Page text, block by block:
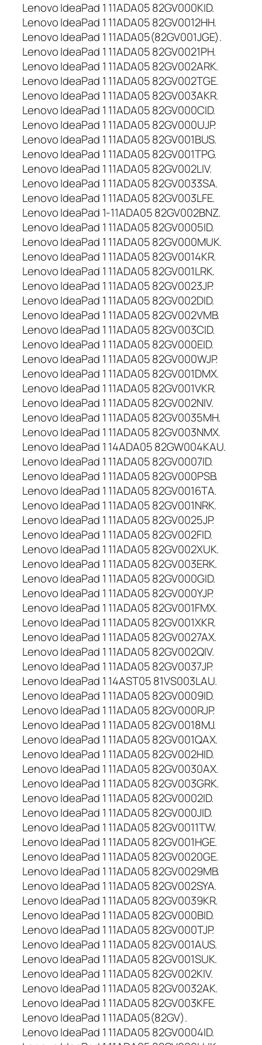
Lenovo IdeaPad 1 11ADA05 82GV000KID.
Lenovo IdeaPad 1 11ADA05 82GV0012HH.
Lenovo IdeaPad 1 11ADA05(82GV001JGE).
Lenovo IdeaPad 1 11ADA05 82GV0021PH.
Lenovo IdeaPad 1 11ADA05 82GV002ARK.
Lenovo IdeaPad 1 11ADA05 82GV002TGE.
Lenovo IdeaPad 1 11ADA05 82GV003AKR.
Lenovo IdeaPad 1 11ADA05 82GV000CID.
Lenovo IdeaPad 1 11ADA05 82GV000UJP.
Lenovo IdeaPad 1 11ADA05 82GV001BUS.
Lenovo IdeaPad 1 11ADA05 82GV001TPG.
Lenovo IdeaPad 1 11ADA05 82GV002LIV.
Lenovo IdeaPad 1 11ADA05 82GV0033SA.
Lenovo IdeaPad 1 11ADA05 82GV003LFE.
Lenovo IdeaPad 1-11ADA05 82GV002BNZ.
Lenovo IdeaPad 1 11ADA05 82GV0005ID.
Lenovo IdeaPad 1 11ADA05 82GV000MUK.
Lenovo IdeaPad 1 11ADA05 82GV0014KR.
Lenovo IdeaPad 1 11ADA05 82GV001LRK.
Lenovo IdeaPad 1 11ADA05 82GV0023JP.
Lenovo IdeaPad 1 11ADA05 82GV002DID.
Lenovo IdeaPad 1 11ADA05 82GV002VMB.
Lenovo IdeaPad 1 11ADA05 82GV003CID.
Lenovo IdeaPad 1 11ADA05 82GV000EID.
Lenovo IdeaPad 1 11ADA05 82GV000WJP.
Lenovo IdeaPad 1 11ADA05 82GV001DMX.
Lenovo IdeaPad 1 11ADA05 82GV001VKR.
Lenovo IdeaPad 1 11ADA05 82GV002NIV.
Lenovo IdeaPad 1 11ADA05 82GV0035MH.
Lenovo IdeaPad 1 11ADA05 82GV003NMX.
Lenovo IdeaPad 1 14ADA05 82GW004KAU.
Lenovo IdeaPad 1 11ADA05 82GV0007ID.
Lenovo IdeaPad 1 11ADA05 82GV000PSB.
Lenovo IdeaPad 1 11ADA05 82GV0016TA.
Lenovo IdeaPad 1 11ADA05 82GV001NRK.
Lenovo IdeaPad 1 11ADA05 82GV0025JP.
Lenovo IdeaPad 1 11ADA05 82GV002FID.
Lenovo IdeaPad 1 11ADA05 82GV002XUK.
Lenovo IdeaPad 1 11ADA05 82GV003ERK.
Lenovo IdeaPad 1 11ADA05 82GV000GID.
Lenovo IdeaPad 1 11ADA05 82GV000YJP.
Lenovo IdeaPad 1 11ADA05 82GV001FMX.
Lenovo IdeaPad 1 11ADA05 82GV001XKR.
Lenovo IdeaPad 1 11ADA05 82GV0027AX.
Lenovo IdeaPad 1 11ADA05 82GV002QIV.
Lenovo IdeaPad 1 11ADA05 82GV0037JP.
Lenovo IdeaPad 1 14AST05 81VS003LAU.
Lenovo IdeaPad 1 11ADA05 82GV0009ID.
Lenovo IdeaPad 1 11ADA05 82GV000RJP.
Lenovo IdeaPad 1 11ADA05 82GV0018MJ.
Lenovo IdeaPad 1 11ADA05 82GV001QAX.
Lenovo IdeaPad 1 11ADA05 82GV002HID.
Lenovo IdeaPad 1 11ADA05 82GV0030AX.
Lenovo IdeaPad 1 11ADA05 82GV003GRK.
Lenovo IdeaPad 1 11ADA05 82GV0002ID.
Lenovo IdeaPad 1 11ADA05 82GV000JID.
Lenovo IdeaPad 1 11ADA05 82GV0011TW.
Lenovo IdeaPad 1 11ADA05 82GV001HGE.
Lenovo IdeaPad 1 11ADA05 82GV0020GE.
Lenovo IdeaPad 1 11ADA05 82GV0029MB.
Lenovo IdeaPad 1 11ADA05 82GV002SYA.
Lenovo IdeaPad 1 11ADA05 82GV0039KR.
Lenovo IdeaPad 1 11ADA05 82GV000BID.
Lenovo IdeaPad 1 11ADA05 82GV000TJP.
Lenovo IdeaPad 1 11ADA05 82GV001AUS.
Lenovo IdeaPad 1 11ADA05 82GV001SUK.
Lenovo IdeaPad 1 11ADA05 82GV002KIV.
Lenovo IdeaPad 1 11ADA05 82GV0032AK.
Lenovo IdeaPad 1 11ADA05 82GV003KFE.
Lenovo IdeaPad 1 11ADA05(82GV).
Lenovo IdeaPad 1 11ADA05 82GV0004ID.